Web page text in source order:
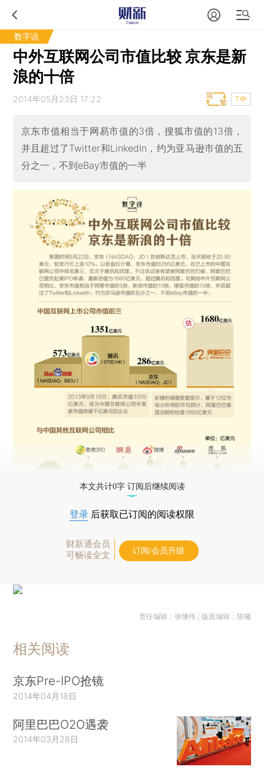
数字说
中外互联网公司市值比较 京东是新
浪的十倍
2014年05月23日 17:22 T中
京东市值相当于网易市值的3倍，搜狐市值的13倍，
并且超过了Twitter和LinkedIn，约为亚马逊市值的五
分之一，不到eBay市值的一半
本文共计0字 订阅后继续阅读
登录 后获取已订阅的阅读权限
财新通会员
可畅读全文
订阅/会员升级
责任编辑：张继伟 | 版面编辑：陈曦
相关阅读
京东Pre-IPO抢镜
2014年04月18日
阿里巴巴O2O遇袭
2014年03月28日